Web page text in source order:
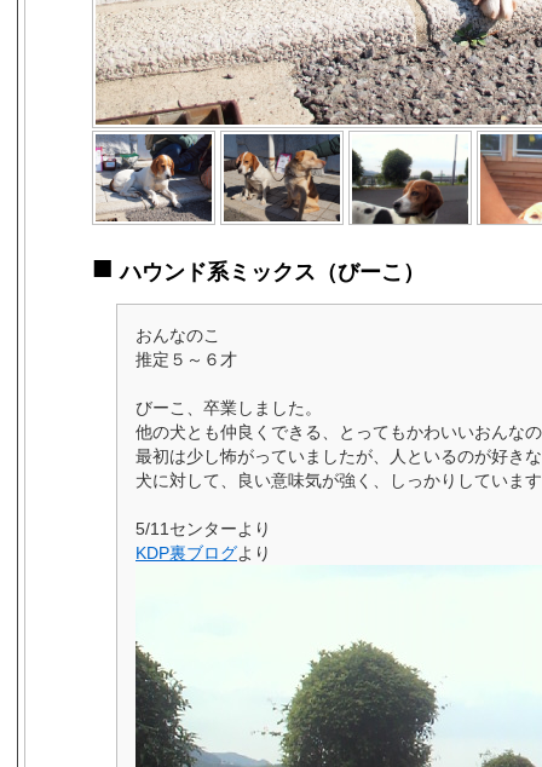
■ ハウンド系ミックス（びーこ）
おんなのこ
推定５～６才
びーこ、卒業しました。
他の犬とも仲良くできる、とってもかわいいおんな
最初は少し怖がっていましたが、人といるのが好き
犬に対して、良い意味気が強く、しっかりしていま
5/11センターより
KDP裏ブログより